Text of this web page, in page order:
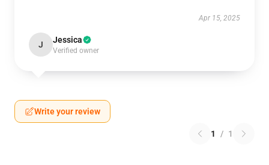
Apr 15, 2025
J Jessica
Verified owner
Write your review
1 / 1